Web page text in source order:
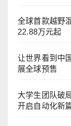
全球首款越野
22.88万元起
让世界看到中
展全球预售
大学生团队破
开启自动化新